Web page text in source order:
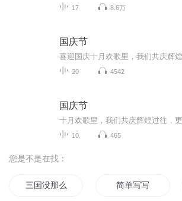
17 8.6万
国庆节
20 4542
国庆节
10 465
您是不是在找：
三国没那么简单 简单写写